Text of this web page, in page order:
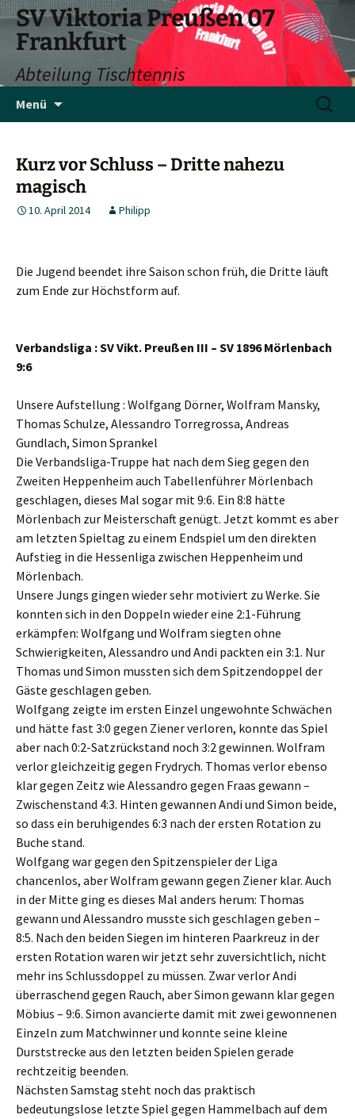
SV Viktoria Preußen 07
Frankfurt
Abteilung Tischtennis
Menü
Suchen
nach:
Kurz vor Schluss – Dritte nahezu
magisch
10. April 2014 Philipp
Die Jugend beendet ihre Saison schon früh, die Dritte läuft
zum Ende zur Höchstform auf.
Verbandsliga : SV Vikt. Preußen III – SV 1896 Mörlenbach
9:6
Unsere Aufstellung : Wolfgang Dörner, Wolfram Mansky,
Thomas Schulze, Alessandro Torregrossa, Andreas
Gundlach, Simon Sprankel
Die Verbandsliga-Truppe hat nach dem Sieg gegen den
Zweiten Heppenheim auch Tabellenführer Mörlenbach
geschlagen, dieses Mal sogar mit 9:6. Ein 8:8 hätte
Mörlenbach zur Meisterschaft genügt. Jetzt kommt es aber
am letzten Spieltag zu einem Endspiel um den direkten
Aufstieg in die Hessenliga zwischen Heppenheim und
Mörlenbach.
Unsere Jungs gingen wieder sehr motiviert zu Werke. Sie
konnten sich in den Doppeln wieder eine 2:1-Führung
erkämpfen: Wolfgang und Wolfram siegten ohne
Schwierigkeiten, Alessandro und Andi packten ein 3:1. Nur
Thomas und Simon mussten sich dem Spitzendoppel der
Gäste geschlagen geben.
Wolfgang zeigte im ersten Einzel ungewohnte Schwächen
und hätte fast 3:0 gegen Ziener verloren, konnte das Spiel
aber nach 0:2-Satzrückstand noch 3:2 gewinnen. Wolfram
verlor gleichzeitig gegen Frydrych. Thomas verlor ebenso
klar gegen Zeitz wie Alessandro gegen Fraas gewann –
Zwischenstand 4:3. Hinten gewannen Andi und Simon beide,
so dass ein beruhigendes 6:3 nach der ersten Rotation zu
Buche stand.
Wolfgang war gegen den Spitzenspieler der Liga
chancenlos, aber Wolfram gewann gegen Ziener klar. Auch
in der Mitte ging es dieses Mal anders herum: Thomas
gewann und Alessandro musste sich geschlagen geben –
8:5. Nach den beiden Siegen im hinteren Paarkreuz in der
ersten Rotation waren wir jetzt sehr zuversichtlich, nicht
mehr ins Schlussdoppel zu müssen. Zwar verlor Andi
überraschend gegen Rauch, aber Simon gewann klar gegen
Möbius – 9:6. Simon avancierte damit mit zwei gewonnenen
Einzeln zum Matchwinner und konnte seine kleine
Durststrecke aus den letzten beiden Spielen gerade
rechtzeitig beenden.
Nächsten Samstag steht noch das praktisch
bedeutungslose letzte Spiel gegen Hammelbach auf dem